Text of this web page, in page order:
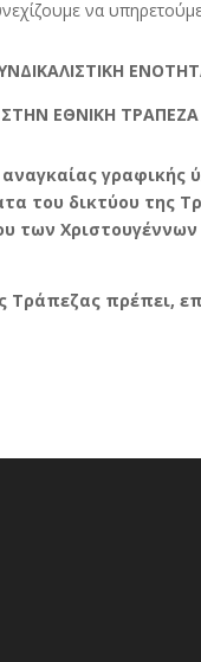
να
ΕΘΝΙΚΗ ΤΡΑΠΕΖΑ
γραφικής
του δικτύου της
των
πρέπει,